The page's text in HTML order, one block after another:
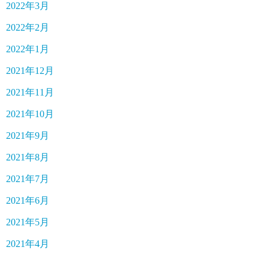
2022年3月
2022年2月
2022年1月
2021年12月
2021年11月
2021年10月
2021年9月
2021年8月
2021年7月
2021年6月
2021年5月
2021年4月